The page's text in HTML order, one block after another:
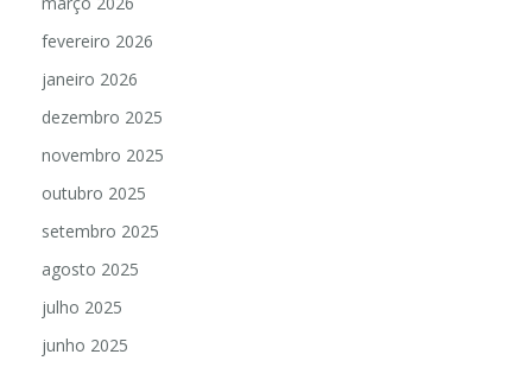
fevereiro 2026
janeiro 2026
dezembro 2025
novembro 2025
outubro 2025
setembro 2025
agosto 2025
julho 2025
junho 2025